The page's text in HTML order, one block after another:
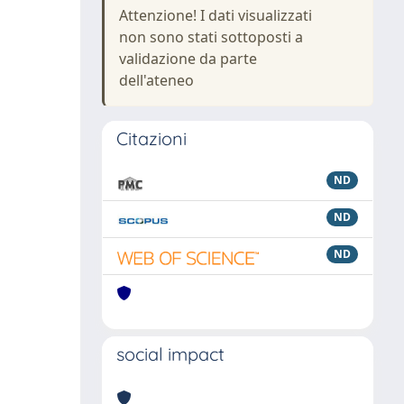
Attenzione! I dati visualizzati
non sono stati sottoposti a
validazione da parte
dell'ateneo
Citazioni
ND
ND
ND
social impact